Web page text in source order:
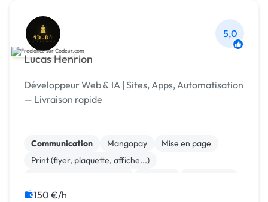
Lucas Henrion
5,0
Développeur Web & IA | Sites, Apps, Automatisation
— Livraison rapide
Communication Mangopay
Mise en page
Print (flyer, plaquette, affiche...)
Marketing
150 €/h